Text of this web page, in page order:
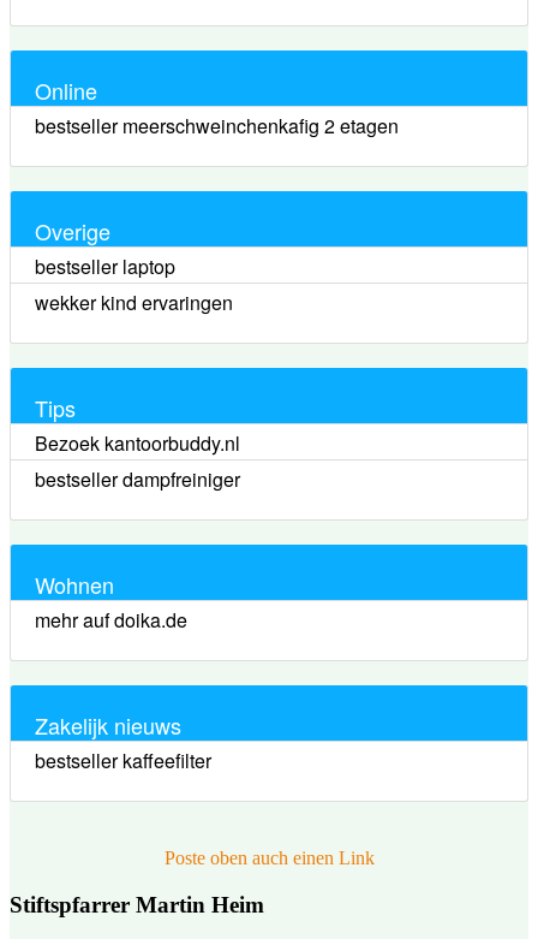
Online
bestseller meerschweinchenkafig 2 etagen
Overige
bestseller laptop
wekker kind ervaringen
Tips
Bezoek kantoorbuddy.nl
bestseller dampfreiniger
Wohnen
mehr auf doika.de
Zakelijk nieuws
bestseller kaffeefilter
Poste oben auch einen Link
Stiftspfarrer Martin Heim